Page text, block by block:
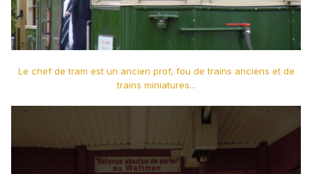
Le chef de tram est un ancien prof, fou de trains anciens et de
trains miniatures...